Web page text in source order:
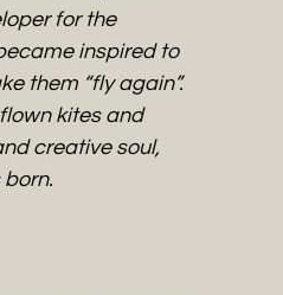
for the
inspired to
them “fly again”.
kites and
creative soul,
born.